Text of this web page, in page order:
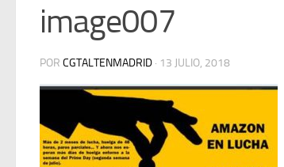
image007
POR CGTALTENMADRID · 13 JULIO, 2018